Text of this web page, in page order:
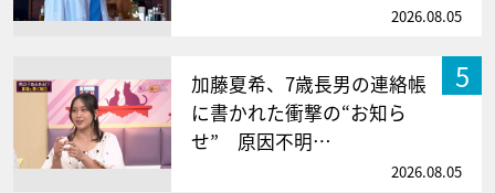
2026.08.05
5
加藤夏希、7歳長男の連絡帳
に書かれた衝撃の“お知ら
せ” 原因不明…
2026.08.05